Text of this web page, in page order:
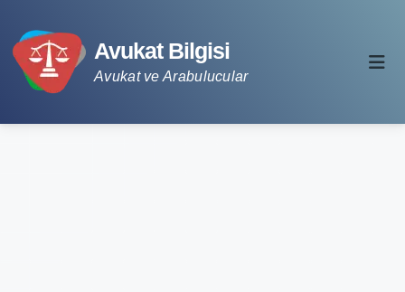
Avukat Bilgisi
Avukat ve Arabulucular